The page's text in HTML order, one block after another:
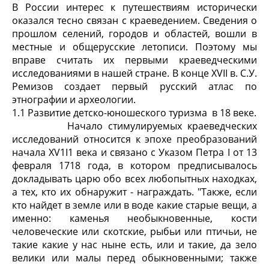
В России интерес к путешествиям исторически
оказался тесно связан с краеведением. Сведения о
прошлом селений, городов и областей, вошли в
местные и общерусские летописи. Поэтому мы
вправе считать их первыми краеведческими
исследованиями в нашей стране. В конце XVII в. С.У.
Ремизов создает первый русский атлас по
этнографии и археологии.
1.1 Развитие детско-юношеского туризма в 18 веке.
Начало стимулируемых краеведческих
исследований относится к эпохе преобразований
начала XV1I1 века и связано с Указом Петра I от 13
февраля 1718 года, в котором предписывалось
докладывать царю обо всех любопытных находках,
а тех, кто их обнаружит - награждать. "Также, если
кто найдет в земле или в воде какие старые вещи, а
именно: каменья необыкновенные, кости
человеческие или скотские, рыбьи или птичьи, не
такие какие у нас ныне есть, или и такие, да зело
велики или малы перед обыкновенными; также